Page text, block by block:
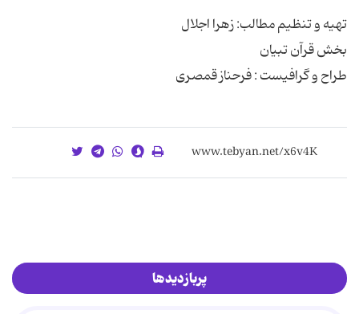
طراح و گرافیست : فرحناز قمصری
پربازدیدها